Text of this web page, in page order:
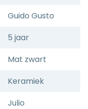
Guido Gusto
5 jaar
Mat zwart
Keramiek
Julio